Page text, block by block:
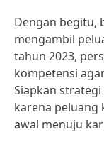
Dengan begitu,
mengambil
tahun 2023,
kompetensi
Siapkan
karena peluang
awal menuju